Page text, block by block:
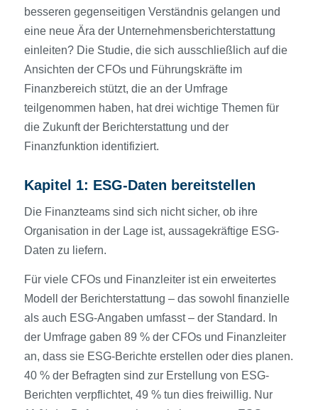
besseren gegenseitigen Verständnis gelangen und
eine neue Ära der Unternehmensberichterstattung
einleiten? Die Studie, die sich ausschließlich auf die
Ansichten der CFOs und Führungskräfte im
Finanzbereich stützt, die an der Umfrage
teilgenommen haben, hat drei wichtige Themen für
die Zukunft der Berichterstattung und der
Finanzfunktion identifiziert.
Kapitel 1: ESG-Daten bereitstellen
Die Finanzteams sind sich nicht sicher, ob ihre
Organisation in der Lage ist, aussagekräftige ESG-
Daten zu liefern.
Für viele CFOs und Finanzleiter ist ein erweitertes
Modell der Berichterstattung – das sowohl finanzielle
als auch ESG-Angaben umfasst – der Standard. In
der Umfrage gaben 89 % der CFOs und Finanzleiter
an, dass sie ESG-Berichte erstellen oder dies planen.
40 % der Befragten sind zur Erstellung von ESG-
Berichten verpflichtet, 49 % tun dies freiwillig. Nur